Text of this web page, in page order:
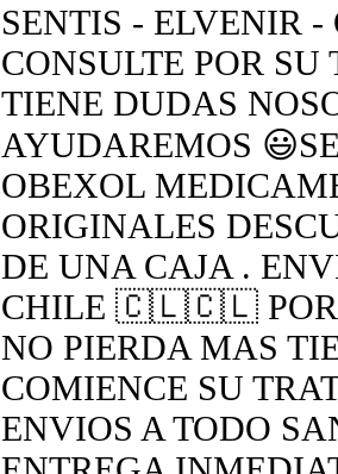
SENTIS - ELVENIR
CONSULTE POR
TIENE DUDAS
AYUDAREMOS
OBEXOL
ORIGINALES
DE UNA CAJA .
CHILE 🇨🇱🇨🇱 POR
NO PIERDA MAS
COMIENCE SU
ENVIOS A TODO